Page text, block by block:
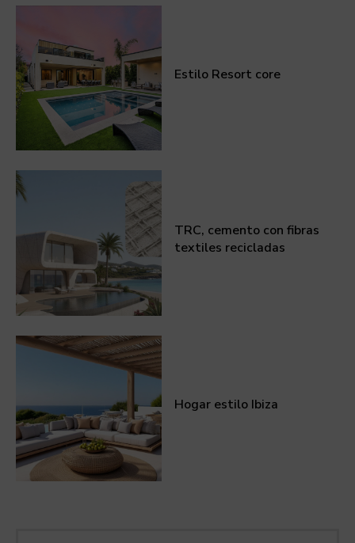
Estilo Resort core
TRC, cemento con fibras
textiles recicladas
Hogar estilo Ibiza